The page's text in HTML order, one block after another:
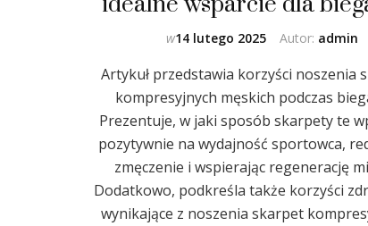
Autor: admin
w14 lutego 2025
Artykuł przedstawia korzyści noszenia
kompresyjnych męskich podczas
Prezentuje, w jaki sposób skarpety te
pozytywnie na wydajność sportowca,
zmęczenie i wspierając regenerację
Dodatkowo, podkreśla także korzyści
wynikające z noszenia skarpet